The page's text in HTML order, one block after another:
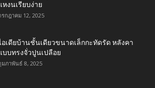
หงนเรียบง่าย
รกฎาคม 12, 2025
อเดียบ้านชั้นเดียวขนาดเล็กกะทัดรัด หลังคา
บบทรงจั่วปูนเปลือย
มภาพันธ์ 8, 2025